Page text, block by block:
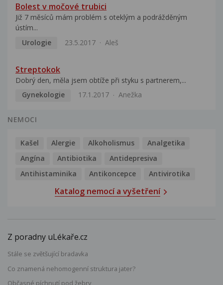
Bolest v močové trubici
Již 7 měsíců mám problém s oteklým a podrážděným
ústím...
Urologie
23.5.2017 Aleš
Streptokok
Dobrý den, měla jsem obtíže při styku s partnerem,...
Gynekologie
17.1.2017 Anežka
NEMOCI
Kašel Alergie Alkoholismus
Analgetika
Angína
Antibiotika
Antidepresiva
Antihistaminika
Antikoncepce Antivirotika
Katalog nemocí a vyšetření
Z poradny uLékaře.cz
Stále se zvětšující bradavka
Co znamená nehomogenní struktura jater?
Občasné píchnutí pod žebry